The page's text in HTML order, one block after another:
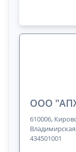
ООО
610006,
434501001